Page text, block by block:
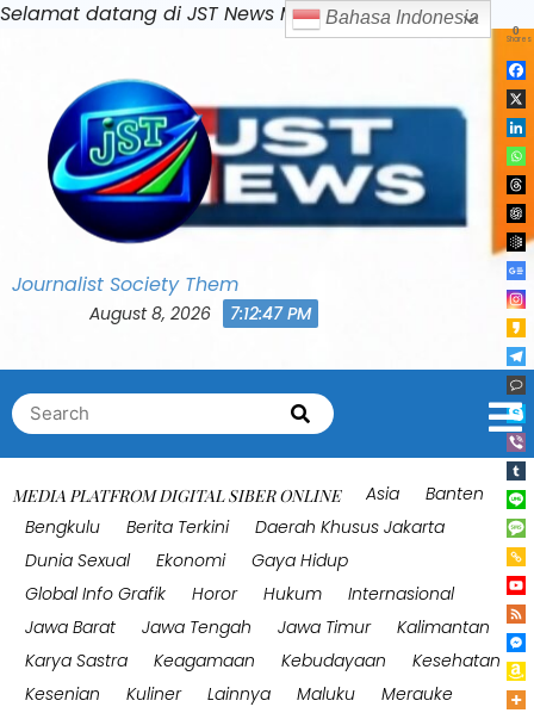
Selamat datang di JST News MediaSkip
to
Journalist Society Them
August 8, 2026 7:12:50 PM
Search
for:
Search
MEDIA PLATFROM DIGITAL SIBER ONLINE Asia
Banten
Bengkulu
Berita Terkini
Daerah Khusus Jakarta
Dunia Sexual
Ekonomi
Gaya Hidup
Global Info Grafik
Horor Hukum
Internasional
Jawa Barat
Jawa Tengah Jawa Timur
Kalimantan
Karya Sastra
Keagamaan Kebudayaan
Kesehatan
Kesenian
Kuliner Lainnya Maluku
Merauke
0
Shares
Bahasa Indonesia